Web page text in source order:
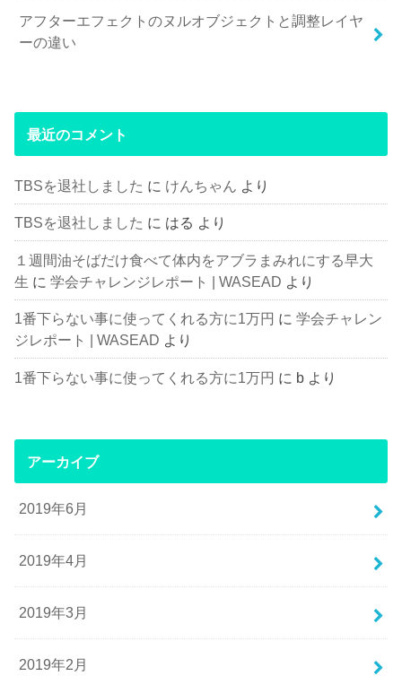
アフターエフェクトのヌルオブジェクトと調整レイヤ
ーの違い
最近のコメント
TBSを退社しました に けんちゃん より
TBSを退社しました に はる より
１週間油そばだけ食べて体内をアブラまみれにする早大
生 に学会チャレンジレポート | WASEAD より
1番下らない事に使ってくれる方に1万円 に学会チャレン
ジレポート | WASEAD より
1番下らない事に使ってくれる方に1万円 に b より
アーカイブ
2019年6月
2019年4月
2019年3月
2019年2月